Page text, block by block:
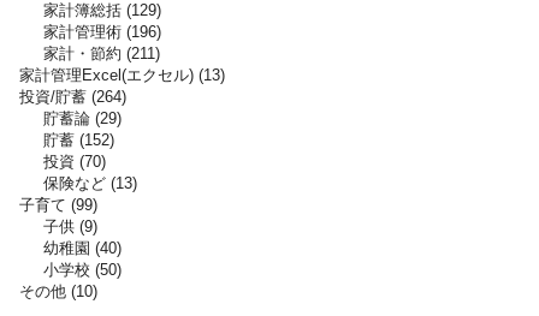
家計簿総括 129
家計管理術 196
家計・節約 211
家計管理Excel(エクセル) 13
投資/貯蓄 264
貯蓄論 29
貯蓄 152
投資 70
保険など 13
子育て 99
子供 9
幼稚園
40
小学校 50
その他 10